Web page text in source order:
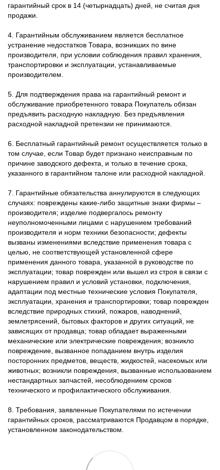
гарантийный срок в 14 (четырнадцать) дней, не считая дня
продажи.
4. Гарантийным обслуживанием является бесплатное
устранение недостатков Товара, возникших по вине
производителя, при условии соблюдения правил хранения,
транспортировки и эксплуатации, устанавливаемые
производителем.
5. Для подтверждения права на гарантийный ремонт и
обслуживание приобретенного товара Покупатель обязан
предъявить расходную накладную. Без предъявления
расходной накладной претензии не принимаются.
6. Бесплатный гарантийный ремонт осуществляется только в
том случае, если Товар будет признано неисправным по
причине заводского дефекта, и только в течение срока,
указанного в гарантийном талоне или расходной накладной.
7. Гарантийные обязательства аннулируются в следующих
случаях: повреждены какие-либо защитные знаки фирмы –
производителя; изделие подвергалось ремонту
неуполномоченными лицами с нарушением требований
производителя и норм техники безопасности; дефекты
вызваны изменениями вследствие применения товара с
целью, не соответствующей установленной сфере
применения данного товара, указанной в руководстве по
эксплуатации; товар поврежден или вышел из строя в связи с
нарушением правил и условий установки, подключения,
адаптации под местные технические условия Покупателя,
эксплуатации, хранения и транспортировки; товар поврежден
вследствие природных стихий, пожаров, наводнений,
землетрясений, бытовых факторов и других ситуаций, не
зависящих от продавца; товар обладает выраженными
механические или электрические повреждения; возникло
повреждение, вызванное попаданием внутрь изделия
посторонних предметов, веществ, жидкостей, насекомых или
животных; возникли повреждения, вызванные использованием
нестандартных запчастей, несоблюдением сроков
технического и профилактического обслуживания.
8. Требования, заявленные Покупателями по истечении
гарантийных сроков, рассматриваются Продавцом в порядке,
установленном законодательством.